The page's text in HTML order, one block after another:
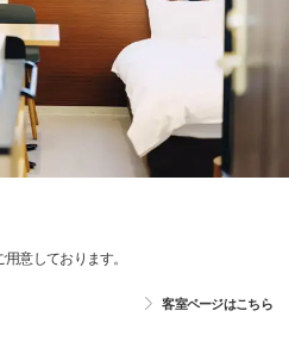
意しております。
客室ページはこちら